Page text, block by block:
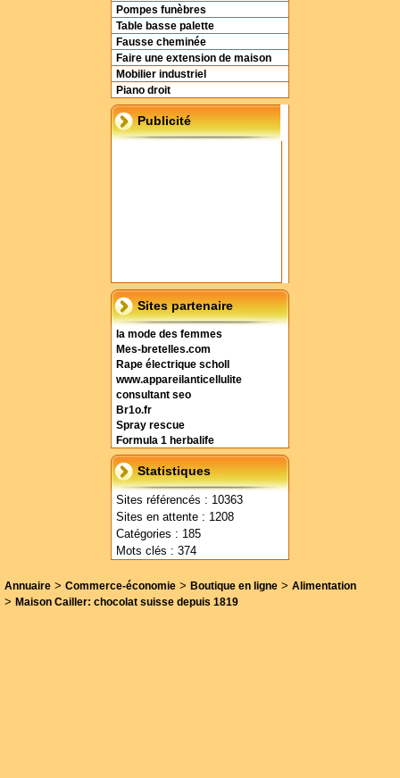
Pompes funèbres
Table basse palette
Fausse cheminée
Faire une extension de maison
Mobilier industriel
Piano droit
Publicité
Sites partenaire
la mode des femmes
Mes-bretelles.com
Rape électrique scholl
www.appareilanticellulite
consultant seo
Br1o.fr
Spray rescue
Formula 1 herbalife
Statistiques
Sites référencés : 10363
Sites en attente : 1208
Catégories : 185
Mots clés : 374
Annuaire > Commerce-économie > Boutique en ligne > Alimentation
> Maison Cailler: chocolat suisse depuis 1819